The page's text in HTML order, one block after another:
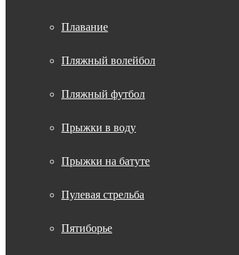
Плавание
Пляжный волейбол
Пляжный футбол
Прыжки в воду
Прыжки на батуте
Пулевая стрельба
Пятиборье